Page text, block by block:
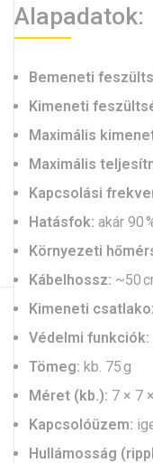
Alapadatok:
Bemeneti
Kimeneti
Maximális
Maximális
Kapcsolási
Hatásfok: akár 90
Környezeti
Kábelhossz: ~50
Kimeneti
Védelmi funkciók:
Tömeg: kb. 75 g
Méret (kb.): 7 × 7
Kapcsolóüzem:
Hullámosság